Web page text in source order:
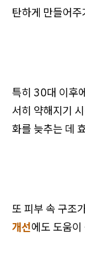
탄하게 만들어
특히 30대 이후
서히 약해지기
화를 늦추는 데
또 피부 속 구조
개선에도 도움이